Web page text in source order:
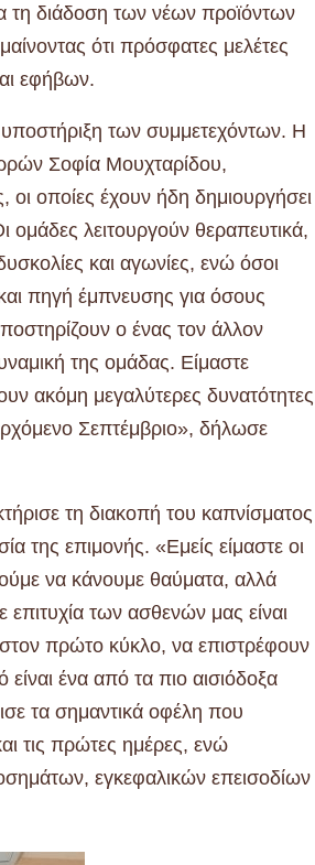
τη διάδοση των νέων προϊόντων
ότι πρόσφατες μελέτες
εφήβων.
υποστήριξη των συμμετεχόντων. Η
Σοφία Μουχταρίδου,
οποίες έχουν ήδη δημιουργήσει
ομάδες λειτουργούν θεραπευτικά,
και αγωνίες, ενώ όσοι
πηγή έμπνευσης για όσους
ο ένας τον άλλον
της ομάδας. Είμαστε
ακόμη μεγαλύτερες δυνατότητες
Σεπτέμβριο», δήλωσε
τη διακοπή του καπνίσματος
της επιμονής. «Εμείς είμαστε οι
να κάνουμε θαύματα, αλλά
των ασθενών μας είναι
πρώτο κύκλο, να επιστρέφουν
ένα από τα πιο αισιόδοξα
τα σημαντικά οφέλη που
τις πρώτες ημέρες, ενώ
εγκεφαλικών επεισοδίων